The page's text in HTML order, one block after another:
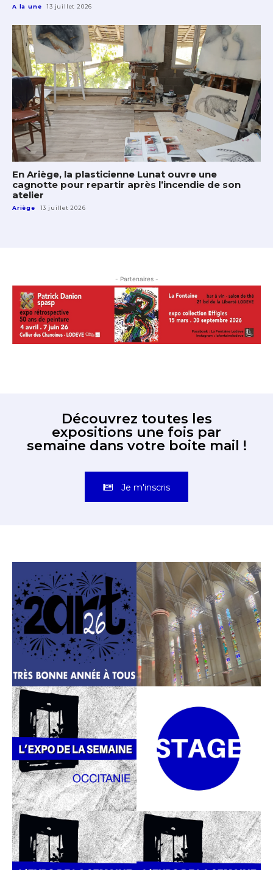
A la une 13 juillet 2026
En Ariège, la plasticienne Lunat ouvre une
cagnotte pour repartir après l’incendie de son
atelier
Ariège 13 juillet 2026
- Partenaires -
Découvrez toutes les
expositions une fois par
semaine dans votre boite mail !
Je m'inscris